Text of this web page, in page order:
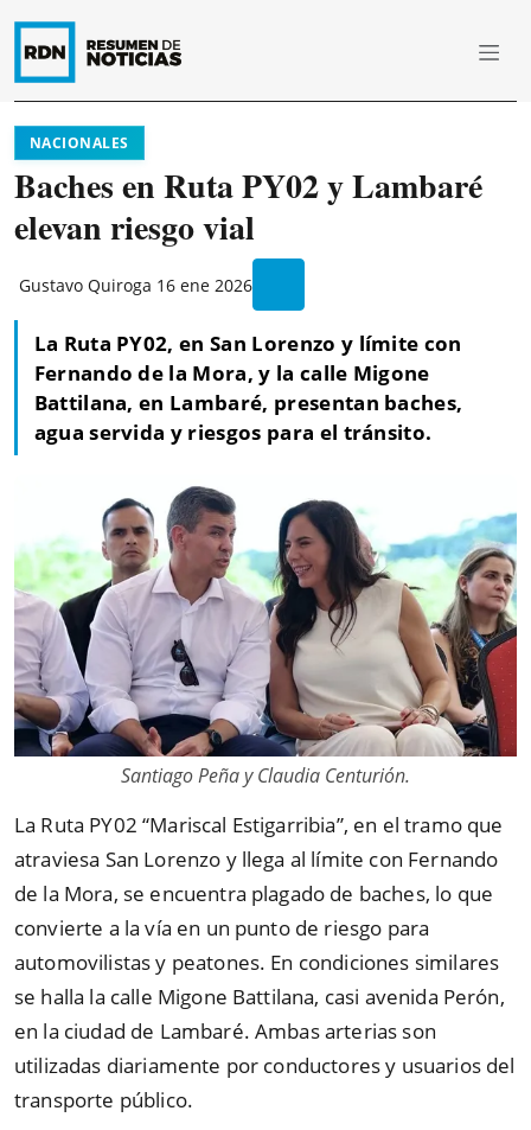
NACIONALES
Baches en Ruta PY02 y Lambaré
elevan riesgo vial
Gustavo Quiroga 16 ene 2026
La Ruta PY02, en San Lorenzo y límite con
Fernando de la Mora, y la calle Migone
Battilana, en Lambaré, presentan baches,
agua servida y riesgos para el tránsito.
Santiago Peña y Claudia Centurión.
La Ruta PY02 “Mariscal Estigarribia”, en el tramo que
atraviesa San Lorenzo y llega al límite con Fernando
de la Mora, se encuentra plagado de baches, lo que
convierte a la vía en un punto de riesgo para
automovilistas y peatones. En condiciones similares
se halla la calle Migone Battilana, casi avenida Perón,
en la ciudad de Lambaré. Ambas arterias son
utilizadas diariamente por conductores y usuarios del
transporte público.